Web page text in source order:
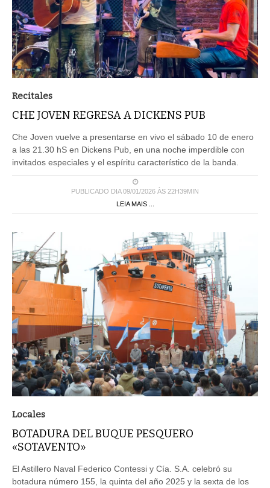
Recitales
CHE JOVEN REGRESA A DICKENS PUB
Che Joven vuelve a presentarse en vivo el sábado 10 de enero
a las 21.30 hS en Dickens Pub, en una noche imperdible con
invitados especiales y el espíritu característico de la banda.
PUBLICADO DIA 09/01/2026 ÀS 22H39MIN
LEIA MAIS ...
Locales
BOTADURA DEL BUQUE PESQUERO
«SOTAVENTO»
El Astillero Naval Federico Contessi y Cía. S.A. celebró su
botadura número 155, la quinta del año 2025 y la sexta de los